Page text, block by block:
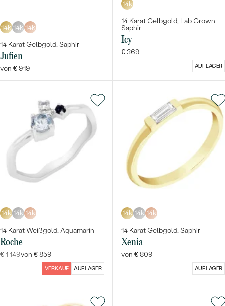
14k 14k 14k
14 Karat Gelbgold, Saphir
Jufien
von € 919
14k
14 Karat Gelbgold, Lab Grown
Saphir
Icy
€ 369
AUF LAGER
14k 14k 14k
14 Karat Weißgold, Aquamarin
Roche
€ 1 149von € 859
VERKAUF AUF LAGER
14k 14k 14k
14 Karat Gelbgold, Saphir
Xenia
von € 809
AUF LAGER